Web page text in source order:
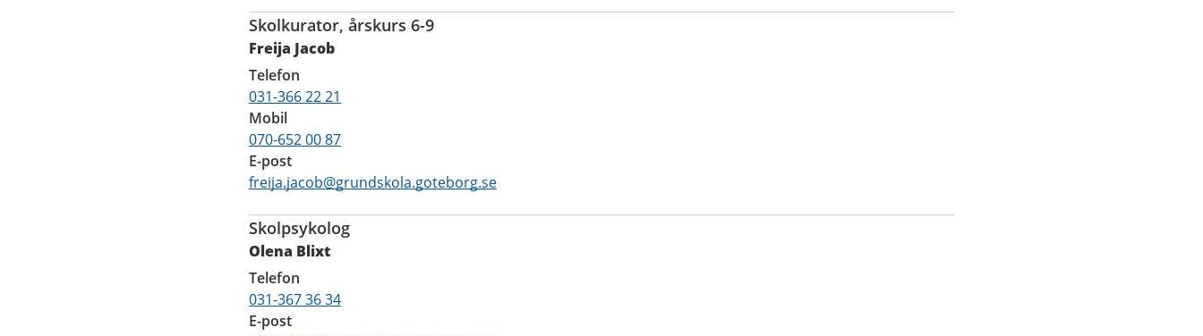
Skolkurator, årskurs 6-9
Freija Jacob
Telefon
031-366 22 21
Mobil
070-652 00 87
E-post
freija.jacob@grundskola.goteborg.se
Skolpsykolog
Olena Blixt
Telefon
031-367 36 34
E-post